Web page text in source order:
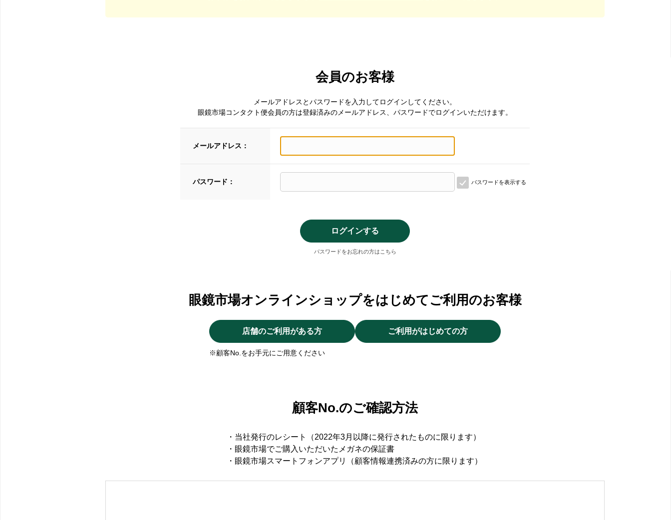
会員のお客様
メールアドレスとパスワードを入力してログインしてください。
眼鏡市場コンタクト便会員の方は登録済みのメールアドレス、パスワードでログインいただけます。
メールアドレス：
パスワード： パスワードを表示する
パスワードをお忘れの方はこちら
眼鏡市場オンラインショップをはじめてご利用のお客様
店舗のご利用がある方
※顧客No.をお手元にご用意ください
ご利用がはじめての方
顧客No.のご確認方法
・当社発行のレシート（2022年3月以降に発行されたものに限ります）
・眼鏡市場でご購入いただいたメガネの保証書
・眼鏡市場スマートフォンアプリ（顧客情報連携済みの方に限ります）